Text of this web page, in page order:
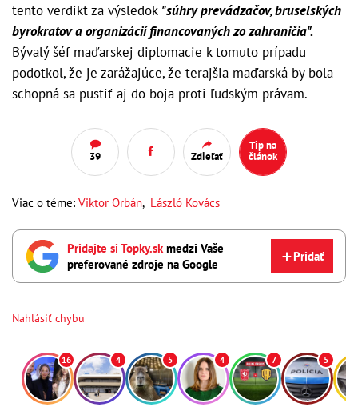
tento verdikt za výsledok "súhry prevádzačov, bruselských
byrokratov a organizácií financovaných zo zahraničia".
Bývalý šéf maďarskej diplomacie k tomuto prípadu
podotkol, že je zarážajúce, že terajšia maďarská by bola
schopná sa pustiť aj do boja proti ľudským právam.
39 Zdieľať
Tip na
článok
Viac o téme: Viktor Orbán, László Kovács
Pridajte si Topky.sk medzi Vaše
preferované zdroje na Google
Pridať
Nahlásiť chybu
16 4 5 4 7 5